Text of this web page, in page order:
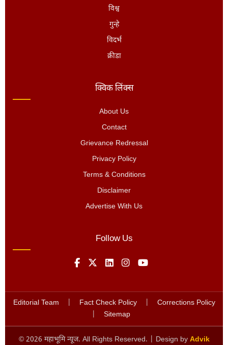
विश्व
गुन्हे
विदर्भ
क्रीडा
क्विक लिंक्स
About Us
Contact
Grievance Redressal
Privacy Policy
Terms & Conditions
Disclaimer
Advertise With Us
Follow Us
Editorial Team Fact Check Policy
Corrections Policy
Sitemap
© 2026 महाभूमि न्यूज. All Rights Reserved. | Design by Advik